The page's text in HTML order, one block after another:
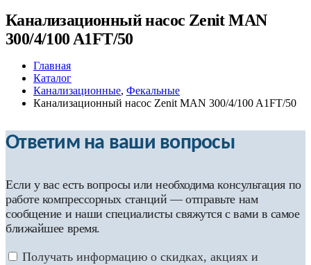
Канализационный насос Zenit MAN
300/4/100 A1FT/50
Главная
Каталог
Канализационные, Фекальные
Канализационный насос Zenit MAN 300/4/100 A1FT/50
Ответим на ваши вопросы
Если у вас есть вопросы или необходима консультация по
работе компрессорных станций — отправьте нам
сообщение и наши специалисты свяжутся с вами в самое
ближайшее время.
Получать информацию о скидках, акциях и